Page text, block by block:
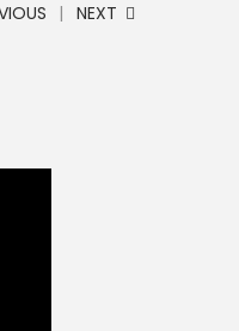
NEXT